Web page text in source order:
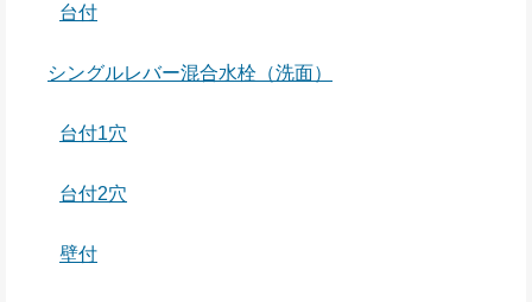
台付
シングルレバー混合水栓（洗面）
台付1穴
台付2穴
壁付